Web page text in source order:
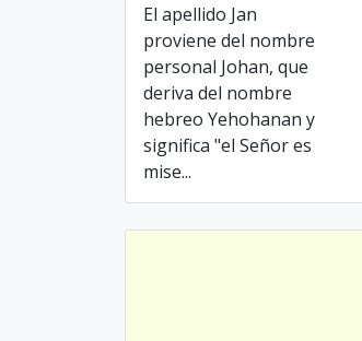
El apellido Jan
proviene del nombre
personal Johan, que
deriva del nombre
hebreo Yehohanan y
significa "el Señor es
mise...